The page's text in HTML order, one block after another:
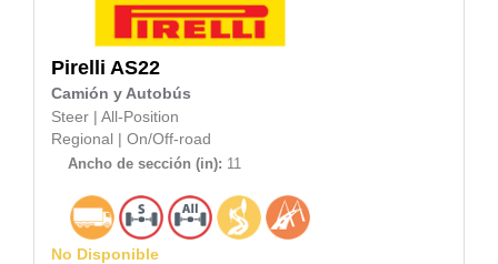
Pirelli AS22
Camión y Autobús
Steer
All-Position
Regional
On/Off-road
Ancho de sección (in): 11
No Disponible